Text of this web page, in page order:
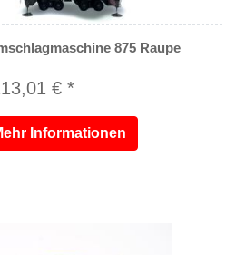
875 Raupe
€ *
Informationen